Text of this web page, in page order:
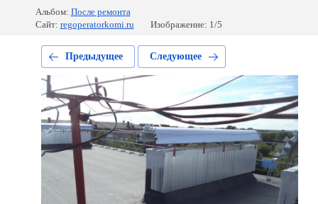
Альбом: После ремонта
Сайт: regoperatorkomi.ru Изображение: 1/5
Предыдущее Следующее